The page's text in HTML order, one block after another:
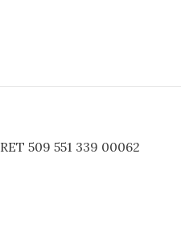
509 551 339 00062